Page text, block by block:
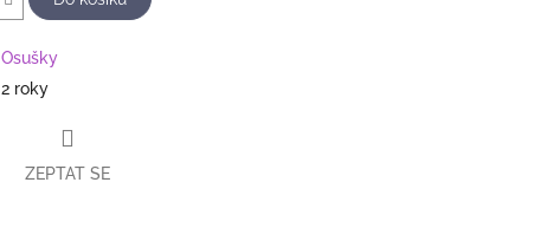
Osušky
2 roky
ZEPTAT SE